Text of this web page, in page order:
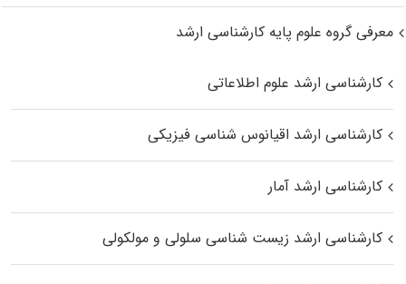
معرفی گروه علوم پایه کارشناسی ارشد
کارشناسی ارشد علوم اطلاعاتی
کارشناسی ارشد اقیانوس‌ شناسی فیزیکی
کارشناسی ارشد آمار
کارشناسی ارشد زیست شناسی سلولی و مولکولی